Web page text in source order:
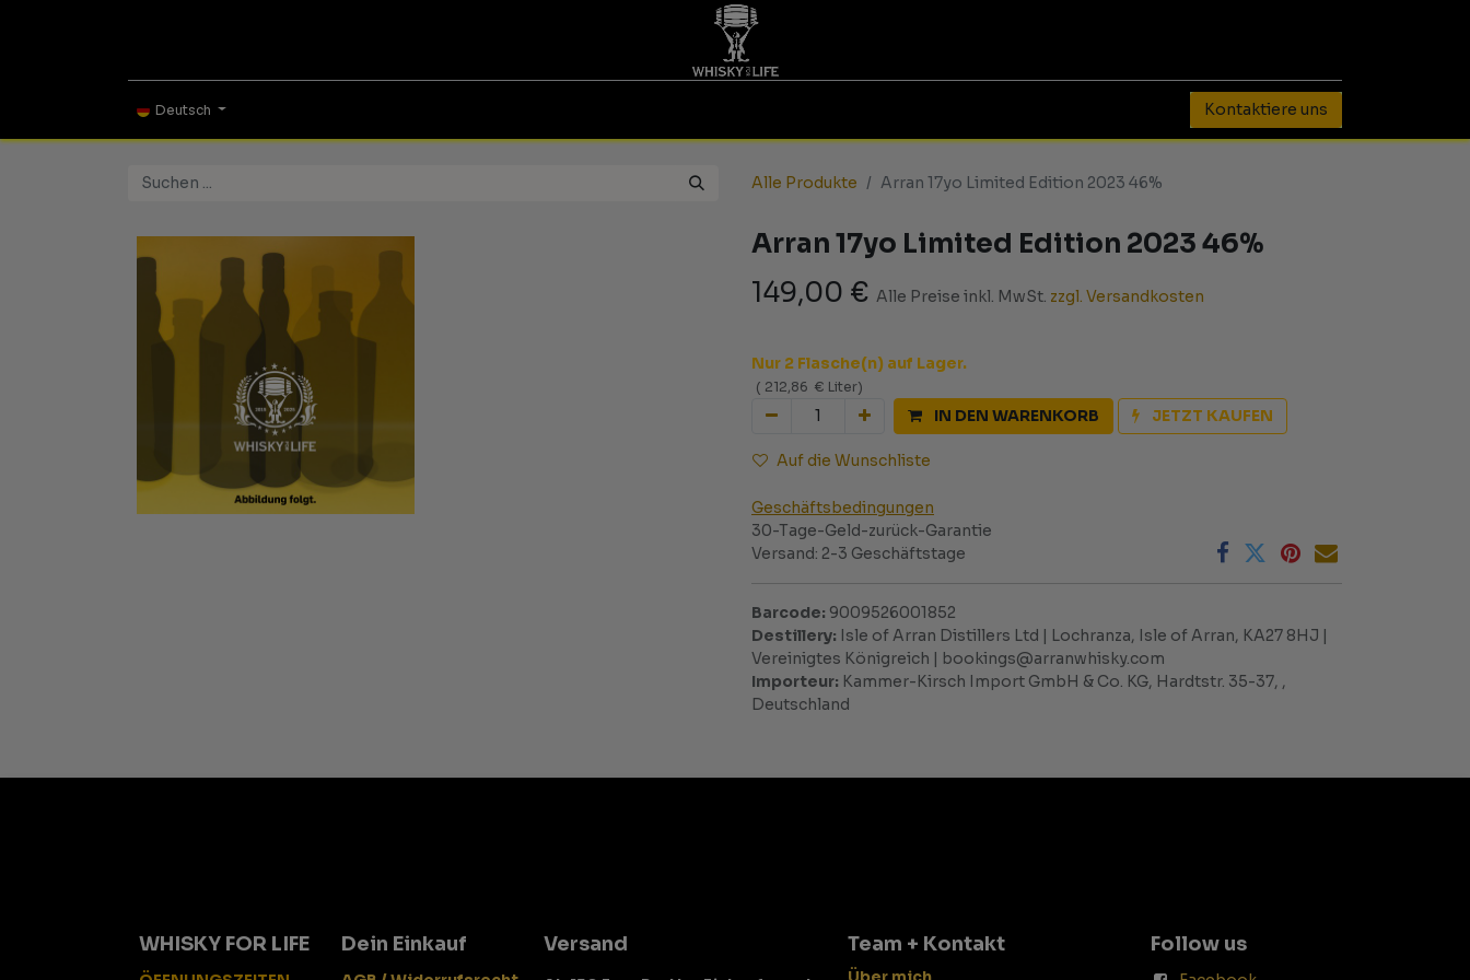
Deutsch Kontaktiere uns
Alle Produkte Arran 17yo Limited Edition 2023 46%
Arran 17yo Limited Edition 2023 46%
149,00 € Alle Preise inkl. MwSt. zzgl. Versandkosten
Nur 2 Flasche(n) auf Lager.
( 212,86 € Liter)
IN DEN WARENKORB JETZT KAUFEN
Auf die Wunschliste
Geschäftsbedingungen
30-Tage-Geld-zurück-Garantie
Versand: 2-3 Geschäftstage
Barcode: 9009526001852
Destillery: Isle of Arran Distillers Ltd | Lochranza, Isle of Arran, KA27 8HJ |
Vereinigtes Königreich | bookings@arranwhisky.com
Importeur: Kammer-Kirsch Import GmbH & Co. KG, Hardtstr. 35-37, ,
Deutschland
Follow us
Dein Einkauf Team + Kontakt
Versand
WHISKY FOR LIFE